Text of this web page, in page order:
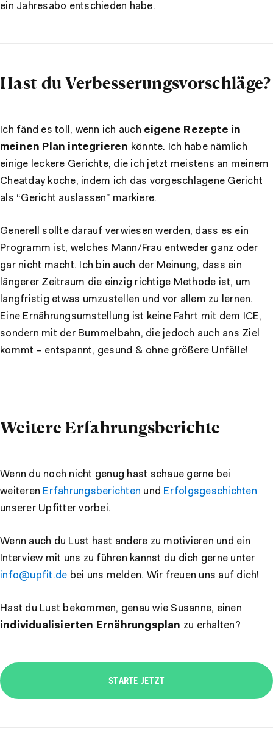
ein Jahresabo entschieden habe.
Hast du Verbesserungsvorschläge?
Ich fänd es toll, wenn ich auch eigene Rezepte in
meinen Plan integrieren könnte. Ich habe nämlich
einige leckere Gerichte, die ich jetzt meistens an meinem
Cheatday koche, indem ich das vorgeschlagene Gericht
als “Gericht auslassen” markiere.
Generell sollte darauf verwiesen werden, dass es ein
Programm ist, welches Mann/Frau entweder ganz oder
gar nicht macht. Ich bin auch der Meinung, dass ein
längerer Zeitraum die einzig richtige Methode ist, um
langfristig etwas umzustellen und vor allem zu lernen.
Eine Ernährungsumstellung ist keine Fahrt mit dem ICE,
sondern mit der Bummelbahn, die jedoch auch ans Ziel
kommt – entspannt, gesund & ohne größere Unfälle!
Weitere Erfahrungsberichte
Wenn du noch nicht genug hast schaue gerne bei
weiteren Erfahrungsberichten und Erfolgsgeschichten
unserer Upfitter vorbei.
Wenn auch du Lust hast andere zu motivieren und ein
Interview mit uns zu führen kannst du dich gerne unter
info@upfit.de bei uns melden. Wir freuen uns auf dich!
Hast du Lust bekommen, genau wie Susanne, einen
individualisierten Ernährungsplan zu erhalten?
STARTE JETZT